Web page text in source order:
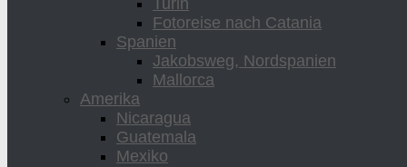
Turin
Fotoreise nach Catania
Spanien
Jakobsweg, Nordspanien
Mallorca
Amerika
Nicaragua
Guatemala
Mexiko